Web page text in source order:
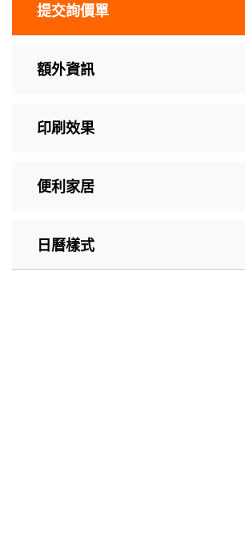
提交詢價單
額外資訊
印刷效果
便利家居
日曆樣式